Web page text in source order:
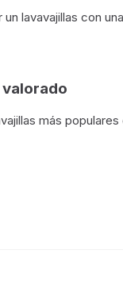
lavavajillas con
valorado
más